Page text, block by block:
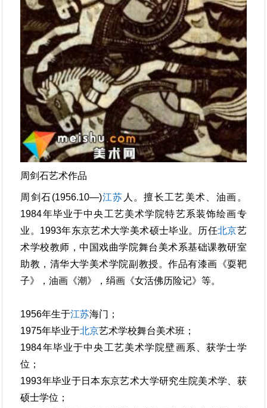
周剑石艺术作品
周剑石(1956.10—)江苏 人。擅长工艺美术、油画。
1984年毕业于中央工艺美术学院特艺系装饰绘画专
业。1993年东京艺术大学美术硕士毕业。历任北京艺
术学校教师，中国戏曲学院舞台美术系基础课教研室
助教，清华大学美术学院副教授。作品有漆画《耍靶
子》，油画《潮》，绢画《女活佛历险记》等。
1956年生于江苏海门；
1975年毕业于北京艺术学校舞台美术班；
1984年毕业于中央工艺美术学院壁画系、获学士学
位；
1993年毕业于日本东京艺术大学研究生院美术学、获
硕士学位；